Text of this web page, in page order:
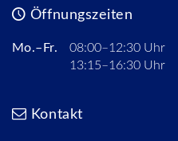
Öffnungszeiten
Mo.–Fr.
08:00–12:30 Uhr
13:15–16:30 Uhr
Kontakt